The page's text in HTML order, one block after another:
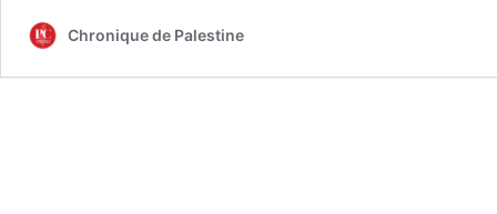
Chronique de Palestine